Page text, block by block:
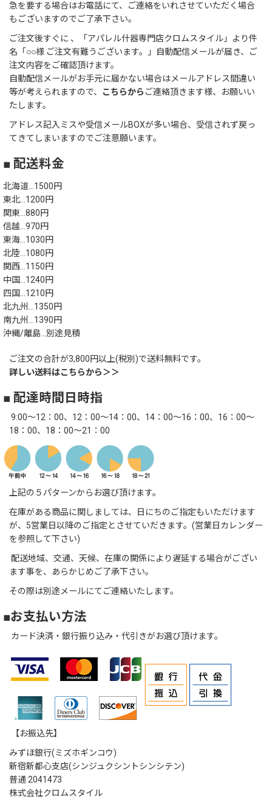
急を要する場合はお電話にて、ご連絡をいれさせていただく場合
もございますのでご了承下さい。
ご注文後すぐに 、「アパレル什器専門店クロムスタイル」より件
名「○○様 ご注文有難うございます。」自動配信メールが届き、ご
注文内容をご確認頂けます。
自動配信メールがお手元に届かない場合はメールアドレス間違い
等が考えられますので、
こちらから ご連絡頂きます様、お願いい
たします。
アドレス記入ミスや受信メールBOXが多い場合、受信されず戻っ
てきてしまいますのでご注意願います。
■ 配送料金
北海道…1500円
東北…1200円
関東…880円
信越…970円
東海…1030円
北陸…1080円
関西…1150円
中国…1240円
四国…1210円
北九州…1350円
南九州…1390円
沖縄/離島…別途見積
ご注文の合計が3,800円以上(税別)で送料無料です。
詳しい送料はこちらから＞＞
■ 配達時間日時指
9:00～12：00、12：00～14：00、14：00～16：00、16：00～
18：00、18：00～21：00
上記の５パターンからお選び頂けます。
在庫がある商品に関しましては、日にちのご指定もいただけます
が、5営業日以降のご指定とさせていだきます。(営業日カレンダー
を参照して下さい)
配送地域、交通、天候、在庫の関係により遅延する場合がござい
ます事を、あらかじめご了承下さい。
その際は別途メールにてご連絡いたします。
■お支払い方法
カード決済・銀行振り込み・代引きがお選び頂けます。
【お振込先】
みずほ銀行(ミズホギンコウ)
新宿新都心支店(シンジュクシントシンシテン)
普通 2041473
株式会社クロムスタイル